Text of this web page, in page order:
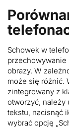
Schowek w
przechowywanie
obrazy. W
może się różnić.
zintegrowany z
otworzyć, należy
tekstu, nacisnąć
wybrać opcję